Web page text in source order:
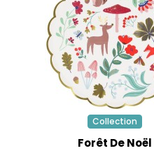
Collection
Forêt De Noël